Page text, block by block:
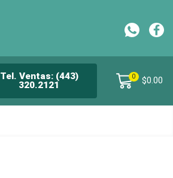
Tel. Ventas: (443)
320.2121
0 $0.00